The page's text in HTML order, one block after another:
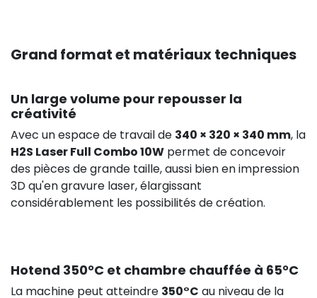
Grand format et matériaux techniques
Un large volume pour repousser la
créativité
Avec un espace de travail de 340 × 320 × 340 mm, la
H2S Laser Full Combo 10W permet de concevoir
des pièces de grande taille, aussi bien en impression
3D qu'en gravure laser, élargissant
considérablement les possibilités de création.
Hotend 350°C et chambre chauffée à 65°C
La machine peut atteindre 350°C au niveau de la